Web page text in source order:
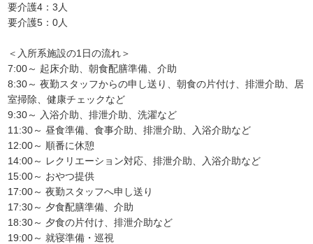
要介護4：3人
要介護5：0人
＜入所系施設の1日の流れ＞
7:00～ 起床介助、朝食配膳準備、介助
8:30～ 夜勤スタッフからの申し送り、朝食の片付け、排泄介助、居
室掃除、健康チェックなど
9:30～ 入浴介助、排泄介助、洗濯など
11:30～ 昼食準備、食事介助、排泄介助、入浴介助など
12:00～ 順番に休憩
14:00～ レクリエーション対応、排泄介助、入浴介助など
15:00～ おやつ提供
17:00～ 夜勤スタッフへ申し送り
17:30～ 夕食配膳準備、介助
18:30～ 夕食の片付け、排泄介助など
19:00～ 就寝準備・巡視